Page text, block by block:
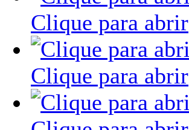
Clique para abrir
Clique para abrir